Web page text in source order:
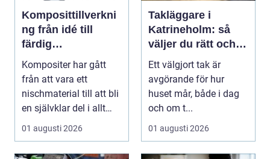
Komposittillverkni
ng från idé till
färdig
högpresterande
produkt
Kompositer har gått
från att vara ett
nischmaterial till att bli
en självklar del i allt
från vindkr...
01 augusti 2026
Takläggare i
Katrineholm: så
väljer du rätt och
får ett tak som
håller
Ett välgjort tak är
avgörande för hur
huset mår, både i dag
och om t...
01 augusti 2026